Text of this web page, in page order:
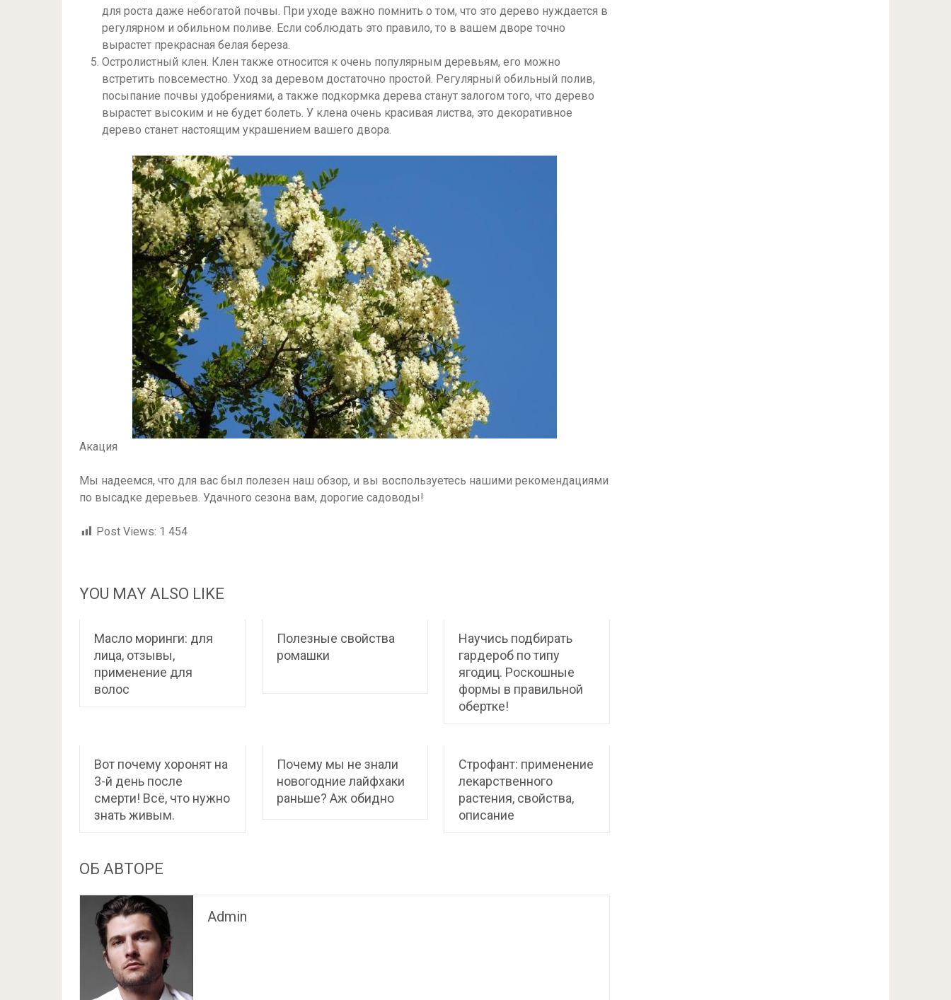
для роста даже небогатой почвы. При уходе важно помнить о том, что это дерево нуждается в
регулярном и обильном поливе. Если соблюдать это правило, то в вашем дворе точно
вырастет прекрасная белая береза.
Остролистный клен. Клен также относится к очень популярным деревьям, его можно
встретить повсеместно. Уход за деревом достаточно простой. Регулярный обильный полив,
посыпание почвы удобрениями, а также подкормка дерева станут залогом того, что дерево
вырастет высоким и не будет болеть. У клена очень красивая листва, это декоративное
дерево станет настоящим украшением вашего двора.
Акация
Мы надеемся, что для вас был полезен наш обзор, и вы воспользуетесь нашими рекомендациями
по высадке деревьев. Удачного сезона вам, дорогие садоводы!
Post Views: 1 454
YOU MAY ALSO LIKE
Масло моринги: для
лица, отзывы,
применение для
волос
Полезные свойства
ромашки
Научись подбирать
гардероб по типу
ягодиц. Роскошные
формы в правильной
обертке!
Вот почему хоронят на
3-й день после
смерти! Всё, что нужно
знать живым.
Почему мы не знали
новогодние лайфхаки
раньше? Аж обидно
Строфант: применение
лекарственного
растения, свойства,
описание
ОБ АВТОРЕ
Admin